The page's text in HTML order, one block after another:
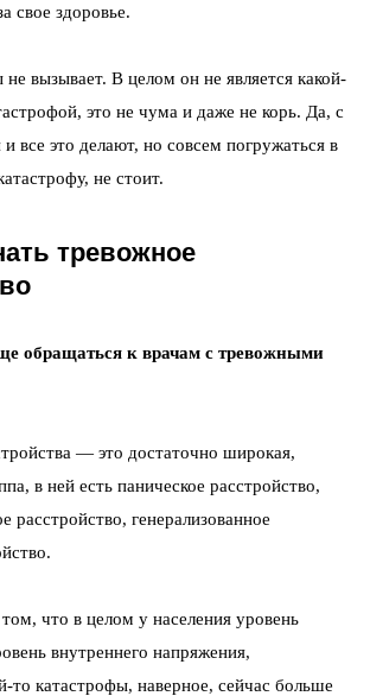
свое здоровье.
вызывает. В целом он не является какой-
это не чума и даже не корь. Да, с
все это делают, но совсем погружаться в
не стоит.
тревожное
обращаться к врачам с тревожными
— это достаточно широкая,
в ней есть паническое расстройство,
расстройство, генерализованное
что в целом у населения уровень
внутреннего напряжения,
то катастрофы, наверное, сейчас больше